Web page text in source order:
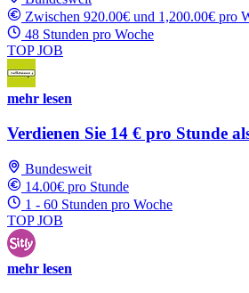
Zwischen 920.00€ und 1,200.00€ pro
48 Stunden pro Woche
TOP JOB
mehr lesen
Verdienen Sie 14 € pro Stunde
Bundesweit
14.00€ pro Stunde
1 - 60 Stunden pro Woche
TOP JOB
mehr lesen